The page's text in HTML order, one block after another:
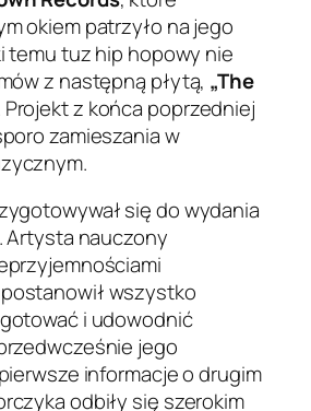
okiem patrzyło na jego
temu tuz hip hopowy nie
z następną płytą, „The
Projekt z końca poprzedniej
zamieszania w
się do wydania
Artysta nauczony
wszystko
i udowodnić
jego
informacje o drugim
odbiły się szerokim